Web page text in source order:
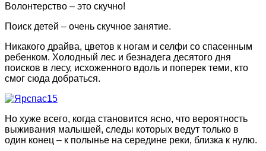
Волонтерство – это скучно!
Поиск детей – очень скучное занятие.
Никакого драйва, цветов к ногам и селфи со спасенным
ребенком. Холодный лес и безнадега десятого дня
поисков в лесу, исхоженного вдоль и поперек теми, кто
смог сюда добраться.
Но хуже всего, когда становится ясно, что вероятность
выживания малышей, следы которых ведут только в
один конец – к полынье на середине реки, близка к нулю.